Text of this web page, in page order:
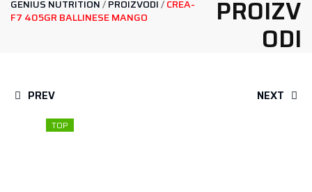
GENIUS NUTRITION/PROIZVODI/CREA-
F7 405GR BALLINESE MANGO
PROIZV
ODI
PREV NEXT
TOP